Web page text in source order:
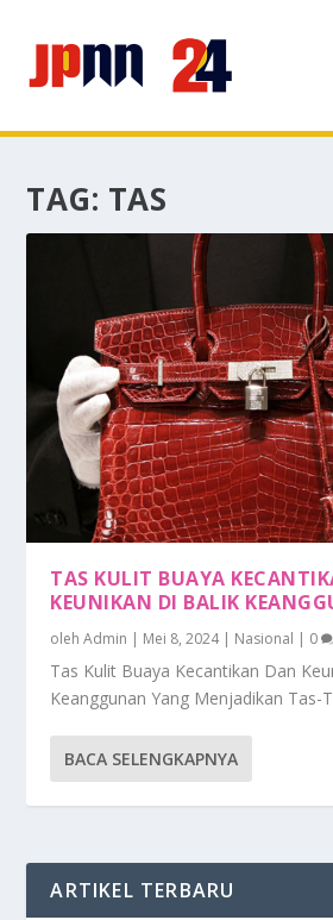
TAG: TAS
TAS KULIT BUAYA
KEUNIKAN DI BALIK
olehAdmin | Mei 8, 2024| Nasional | 0
Tas Kulit Buaya Kecantikan Dan
Keanggunan Yang Menjadikan Tas-
BACA SELENGKAPNYA
ARTIKEL TERBARU